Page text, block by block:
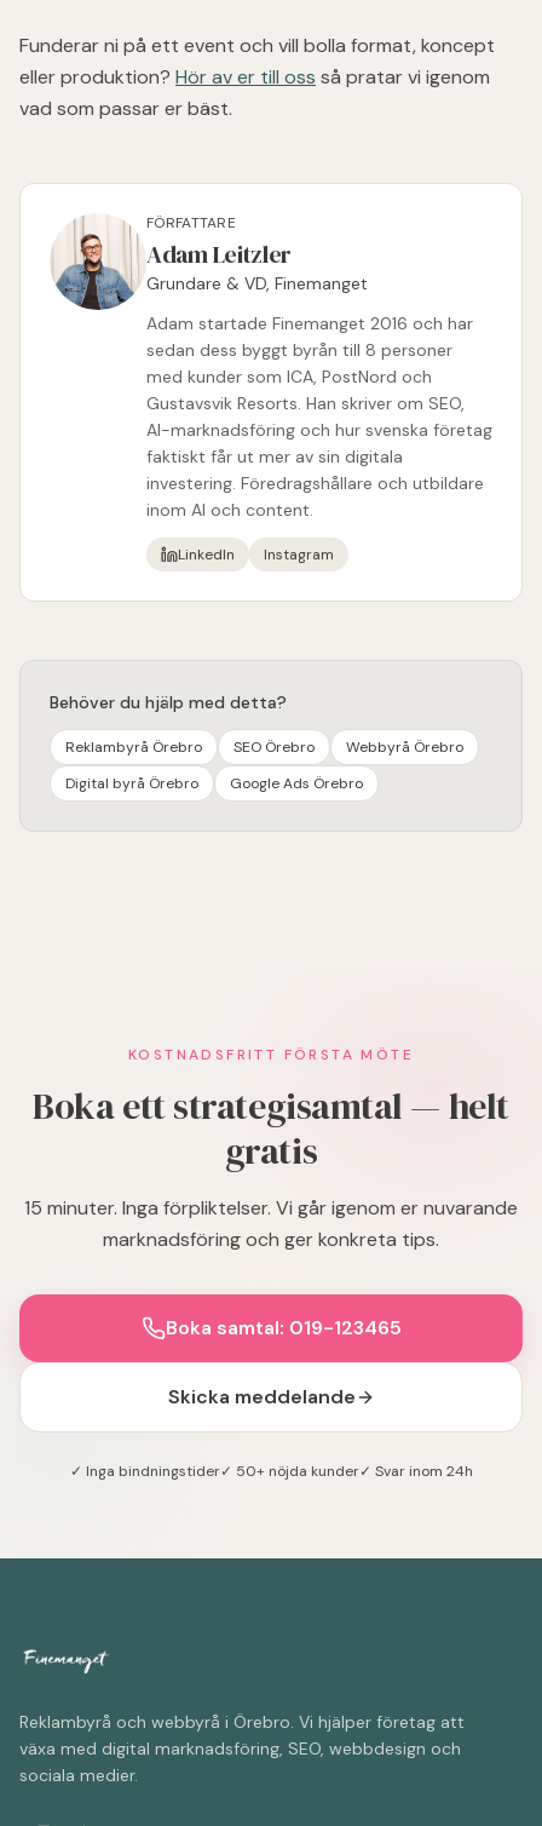
Funderar ni på ett event och vill bolla format, koncept
eller produktion? Hör av er till oss så pratar vi igenom
vad som passar er bäst.
FÖRFATTARE
Adam Leitzler
Grundare & VD, Finemanget
Adam startade Finemanget 2016 och har
sedan dess byggt byrån till 8 personer
med kunder som ICA, PostNord och
Gustavsvik Resorts. Han skriver om SEO,
AI-marknadsföring och hur svenska företag
faktiskt får ut mer av sin digitala
investering. Föredragshållare och utbildare
inom AI och content.
LinkedIn Instagram
Behöver du hjälp med detta?
Reklambyrå Örebro SEO Örebro
Webbyrå Örebro
Digital byrå Örebro
Google Ads Örebro
KOSTNADSFRITT FÖRSTA MÖTE
Boka ett strategisamtal — helt
gratis
15 minuter. Inga förpliktelser. Vi går igenom er nuvarande
marknadsföring och ger konkreta tips.
Boka samtal: 019-123465
Skicka meddelande
✓ Inga bindningstider✓ 50+ nöjda kunder✓ Svar inom 24h
Reklambyrå och webbyrå i Örebro. Vi hjälper företag att
växa med digital marknadsföring, SEO, webbdesign och
sociala medier.